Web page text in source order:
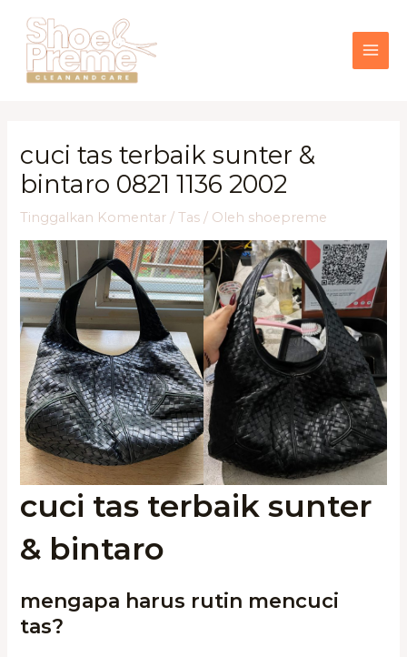
konten
cuci tas terbaik sunter &
bintaro 0821 1136 2002
Tinggalkan Komentar /Tas / Oleh shoepreme
cuci tas terbaik sunter
& bintaro
mengapa harus rutin mencuci
tas?